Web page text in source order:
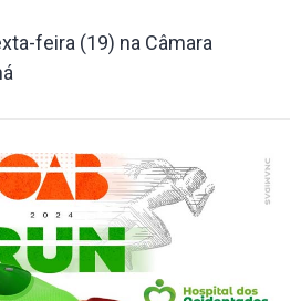
feira (19) na Câmara